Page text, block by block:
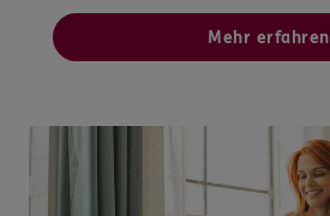
Mehr erfahren